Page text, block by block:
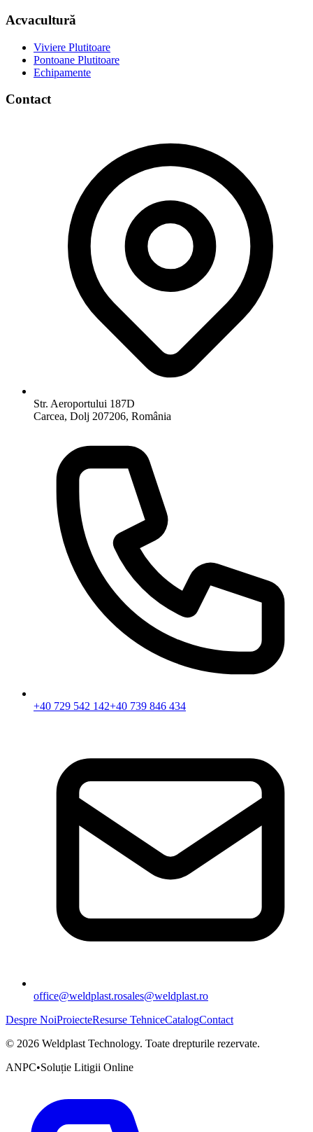
Acvacultură
Viviere Plutitoare
Pontoane Plutitoare
Echipamente
Contact
Str. Aeroportului 187D
Carcea, Dolj 207206, România
+40 729 542 142+40 739 846 434
office@weldplast.rosales@weldplast.ro
Despre NoiProiecteResurse TehniceCatalogContact
© 2026 Weldplast Technology. Toate drepturile rezervate.
ANPC•Soluție Litigii Online